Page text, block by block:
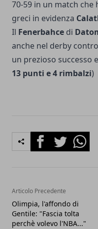
70-59 in un match che
greci in evidenza
Il Fenerbahce di
anche nel derby
un prezioso successo
13 punti e 4 rimbalzi)
FacebookTwitter
Articolo Precedente
Olimpia, l'affondo di
Gentile: "Fascia tolta
perchè volevo l'NBA..."